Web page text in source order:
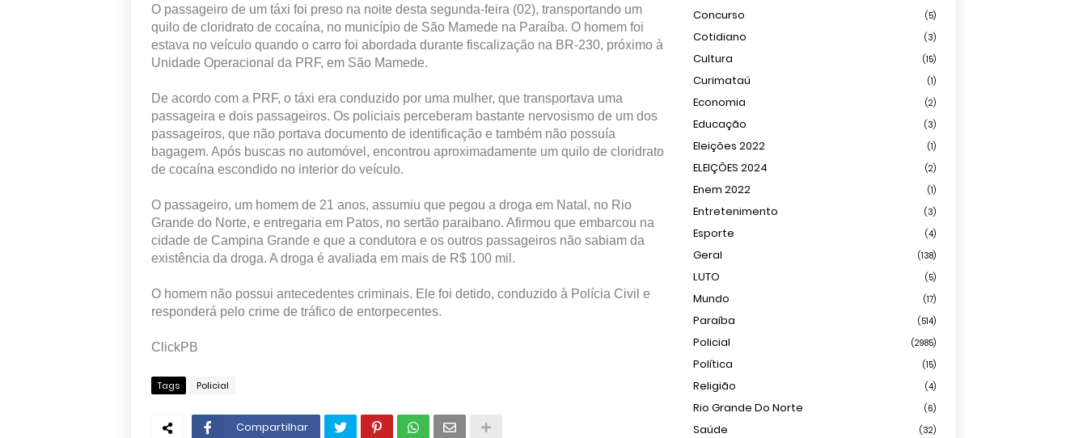
O passageiro de um táxi foi preso na noite desta segunda-feira (02), transportando um
quilo de cloridrato de cocaína, no município de São Mamede na Paraíba. O homem foi
estava no veículo quando o carro foi abordada durante fiscalização na BR-230, próximo à
Unidade Operacional da PRF, em São Mamede.
De acordo com a PRF, o táxi era conduzido por uma mulher, que transportava uma
passageira e dois passageiros. Os policiais perceberam bastante nervosismo de um dos
passageiros, que não portava documento de identificação e também não possuía
bagagem. Após buscas no automóvel, encontrou aproximadamente um quilo de cloridrato
de cocaína escondido no interior do veículo.
O passageiro, um homem de 21 anos, assumiu que pegou a droga em Natal, no Rio
Grande do Norte, e entregaria em Patos, no sertão paraibano. Afirmou que embarcou na
cidade de Campina Grande e que a condutora e os outros passageiros não sabiam da
existência da droga. A droga é avaliada em mais de R$ 100 mil.
O homem não possui antecedentes criminais. Ele foi detido, conduzido à Polícia Civil e
responderá pelo crime de tráfico de entorpecentes.
ClickPB
Tags Policial
Compartilhar
Concurso (5)
Cotidiano (3)
Cultura (15)
Curimataú (1)
Economia (2)
Educação (3)
Eleições 2022 (1)
ELEIÇÕES 2024 (2)
Enem 2022 (1)
Entretenimento (3)
Esporte (4)
Geral (138)
LUTO (5)
Mundo (17)
Paraíba (514)
Policial (2985)
Política (15)
Religião (4)
Rio Grande Do Norte (6)
Saúde (32)